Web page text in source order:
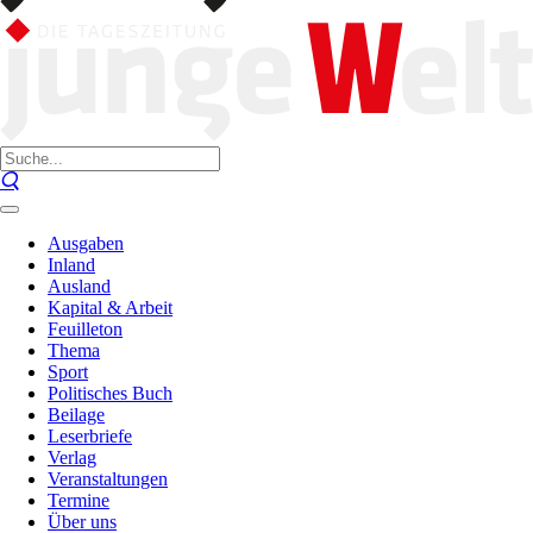
Ausgaben
Inland
Ausland
Kapital & Arbeit
Feuilleton
Thema
Sport
Politisches Buch
Beilage
Leserbriefe
Verlag
Veranstaltungen
Termine
Über uns